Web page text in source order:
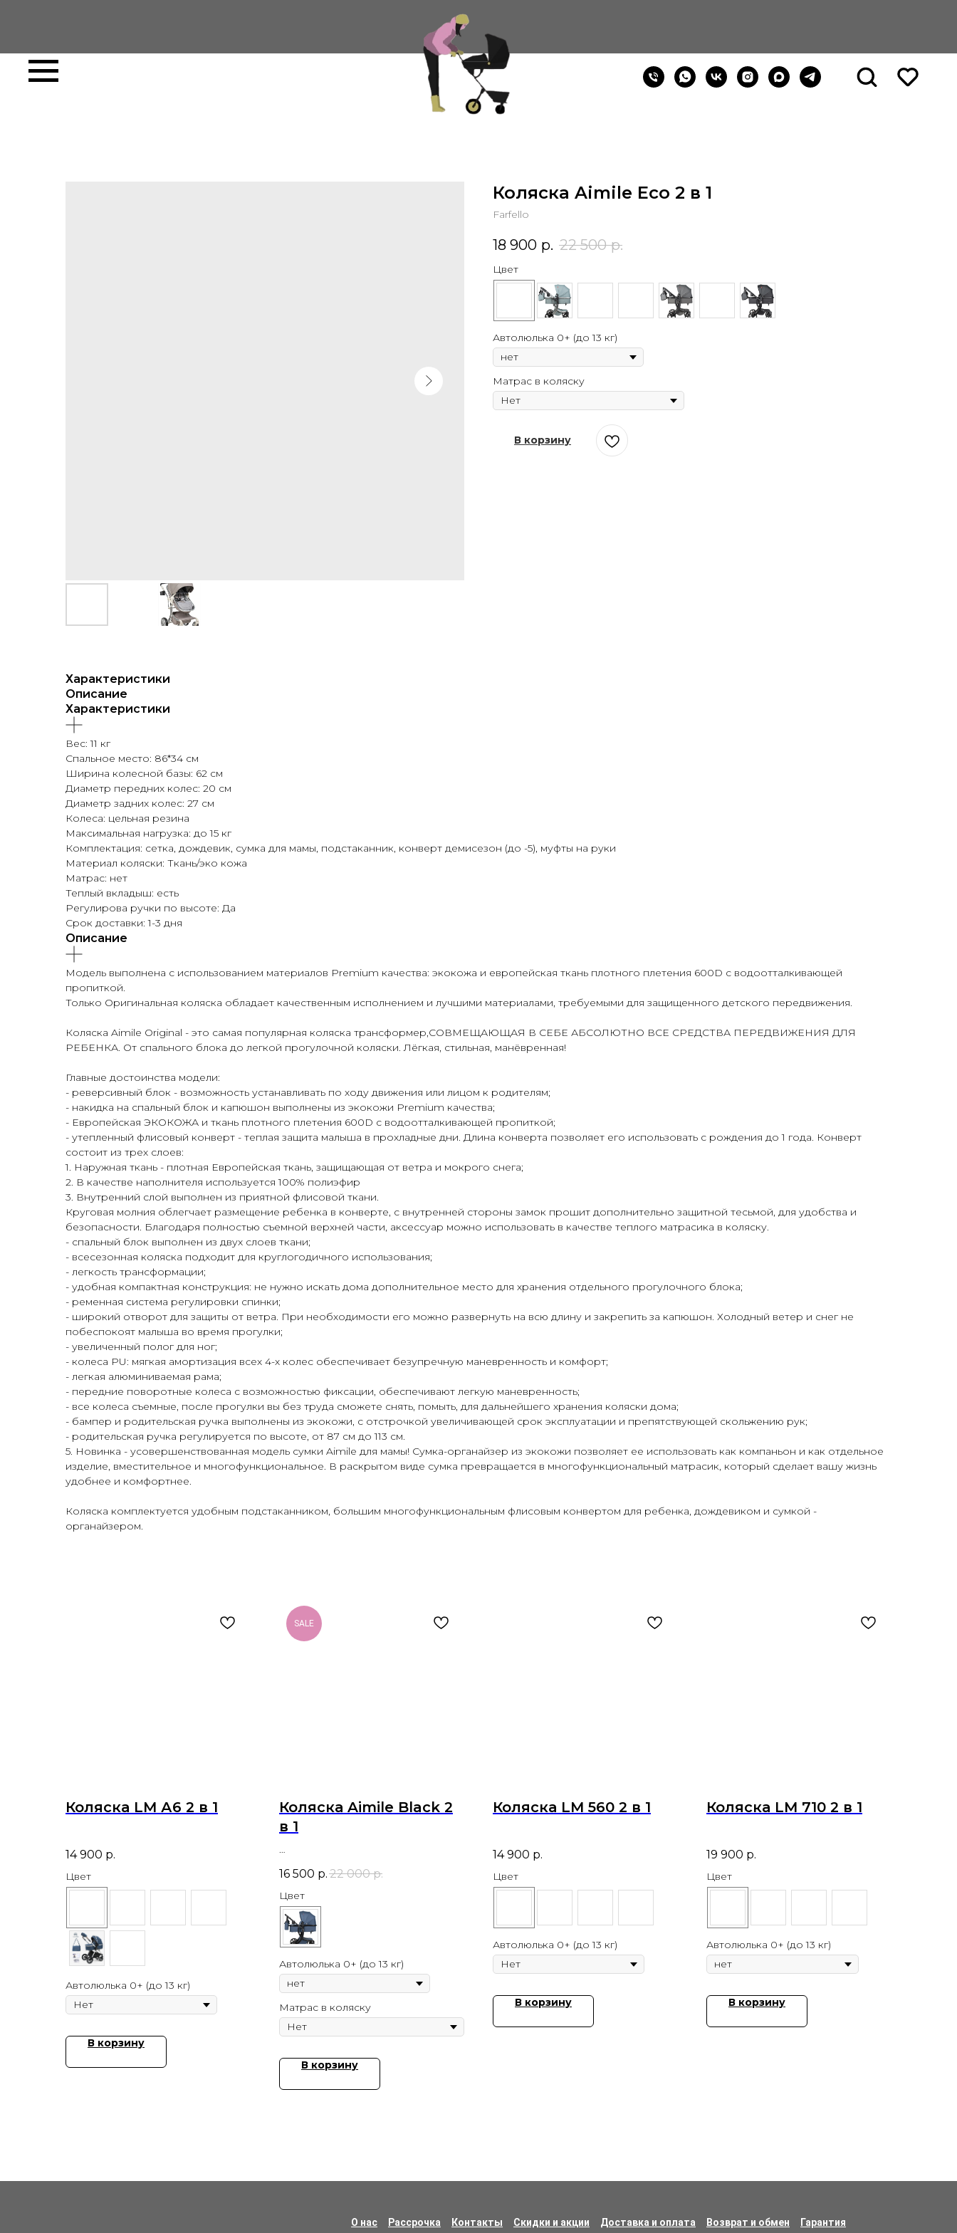
Коляска Aimile Eco 2 в 1
Farfello
18 900 р. 22 500 р.
Цвет
Автолюлька 0+ (до 13 кг)
Матрас в коляску
В корзину
Характеристики
Описание
Характеристики
Вес: 11 кг
Спальное место: 86*34 см
Ширина колесной базы: 62 см
Диаметр передних колес: 20 см
Диаметр задних колес: 27 см
Колеса: цельная резина
Максимальная нагрузка: до 15 кг
Комплектация: сетка, дождевик, сумка для мамы, подстаканник, конверт демисезон (до -5), муфты на руки
Материал коляски: Ткань/эко кожа
Матрас: нет
Теплый вкладыш: есть
Регулирова ручки по высоте: Да
Срок доставки: 1-3 дня
Описание
Модель выполнена с использованием материалов Premium качества: экокожа и европейская ткань плотного плетения 600D с водоотталкивающей
пропиткой.
Только Оригинальная коляска обладает качественным исполнением и лучшими материалами, требуемыми для защищенного детского передвижения.
Коляска Aimile Original - это самая популярная коляска трансформер,СОВМЕЩАЮЩАЯ В СЕБЕ АБСОЛЮТНО ВСЕ СРЕДСТВА ПЕРЕДВИЖЕНИЯ ДЛЯ
РЕБЕНКА. От спального блока до легкой прогулочной коляски. Лёгкая, стильная, манёвренная!
Главные достоинства модели:
- реверсивный блок - возможность устанавливать по ходу движения или лицом к родителям;
- накидка на спальный блок и капюшон выполнены из экокожи Premium качества;
- Европейская ЭКОКОЖА и ткань плотного плетения 600D с водоотталкивающей пропиткой;
- утепленный флисовый конверт - теплая защита малыша в прохладные дни. Длина конверта позволяет его использовать с рождения до 1 года. Конверт
состоит из трех слоев:
1. Наружная ткань - плотная Европейская ткань, защищающая от ветра и мокрого снега;
2. В качестве наполнителя используется 100% полиэфир
3. Внутренний слой выполнен из приятной флисовой ткани.
Круговая молния облегчает размещение ребенка в конверте, с внутренней стороны замок прошит дополнительно защитной тесьмой, для удобства и
безопасности. Благодаря полностью съемной верхней части, аксессуар можно использовать в качестве теплого матрасика в коляску.
- спальный блок выполнен из двух слоев ткани;
- всесезонная коляска подходит для круглогодичного использования;
- легкость трансформации;
- удобная компактная конструкция: не нужно искать дома дополнительное место для хранения отдельного прогулочного блока;
- ременная система регулировки спинки;
- широкий отворот для защиты от ветра. При необходимости его можно развернуть на всю длину и закрепить за капюшон. Холодный ветер и снег не
побеспокоят малыша во время прогулки;
- увеличенный полог для ног;
- колеса PU: мягкая амортизация всех 4-х колес обеспечивает безупречную маневренность и комфорт;
- легкая алюминиваемая рама;
- передние поворотные колеса с возможностью фиксации, обеспечивают легкую маневренность;
- все колеса съемные, после прогулки вы без труда сможете снять, помыть, для дальнейшего хранения коляски дома;
- бампер и родительская ручка выполнены из экокожи, с отстрочкой увеличивающей срок эксплуатации и препятствующей скольжению рук;
- родительская ручка регулируется по высоте, от 87 см до 113 см.
5. Новинка - усовершенствованная модель сумки Aimile для мамы! Сумка-органайзер из экокожи позволяет ее использовать как компаньон и как отдельное
изделие, вместительное и многофункциональное. В раскрытом виде сумка превращается в многофункциональный матрасик, который сделает вашу жизнь
удобнее и комфортнее.
Коляска комплектуется удобным подстаканником, большим многофункциональным флисовым конвертом для ребенка, дождевиком и сумкой -
органайзером.
Коляска LM А6 2 в 1
14 900 р.
Цвет
Автолюлька 0+ (до 13 кг)
В корзину
SALE
Коляска Aimile Black 2
в 1
16 500 р. 22 000 р.
Цвет
Автолюлька 0+ (до 13 кг)
Матрас в коляску
В корзину
Коляска LM 560 2 в 1
14 900 р.
Цвет
Автолюлька 0+ (до 13 кг)
В корзину
Коляска LM 710 2 в 1
19 900 р.
Цвет
Автолюлька 0+ (до 13 кг)
В корзину
О нас Рассрочка Контакты Скидки и акции Доставка и оплата Возврат и обмен Гарантия